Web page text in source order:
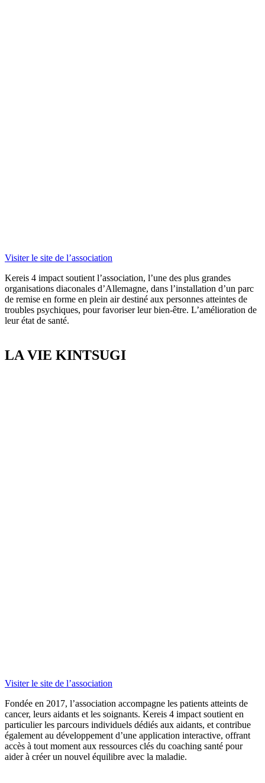
Visiter le site de l’association
Kereis 4 impact soutient l’association, l’une des plus grandes
organisations diaconales d’Allemagne, dans l’installation d’un parc
de remise en forme en plein air destiné aux personnes atteintes de
troubles psychiques, pour favoriser leur bien-être. L’amélioration de
leur état de santé.
LA VIE KINTSUGI
Visiter le site de l’association
Fondée en 2017, l’association accompagne les patients atteints de
cancer, leurs aidants et les soignants. Kereis 4 impact soutient en
particulier les parcours individuels dédiés aux aidants, et contribue
également au développement d’une application interactive, offrant
accès à tout moment aux ressources clés du coaching santé pour
aider à créer un nouvel équilibre avec la maladie.